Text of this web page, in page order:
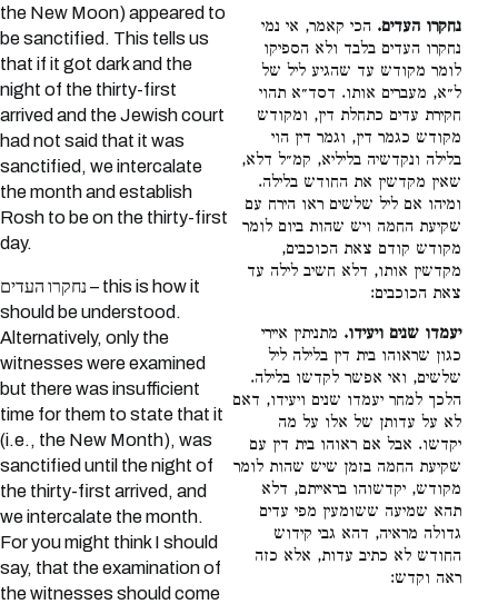
the New Moon) appeared to
be sanctified. This tells us
that if it got dark and the
night of the thirty-first
arrived and the Jewish court
had not said that it was
sanctified, we intercalate
the month and establish
Rosh to be on the thirty-first
day.
נחקרו העדים – this is how it
should be understood.
Alternatively, only the
witnesses were examined
but there was insufficient
time for them to state that it
(i.e., the New Month), was
sanctified until the night of
the thirty-first arrived, and
we intercalate the month.
For you might think I should
say, that the examination of
the witnesses should come
נחקרו העדים. הכי קאמר, אי נמי
נחקרו העדים בלבד ולא הספיקו
לומר מקודש עד שהגיע ליל של
ל״א, מעברים אותו. דסד״א תהוי
חקירת עדים כתחלת דין, ומקודש
מקודש כגמר דין, וגמר דין הוי
בלילה ונקדשיה בליליא, קמ״ל דלא,
שאין מקדשין את החודש בלילה.
ומיהו אם ליל שלשים ראו הירח עם
שקיעת החמה ויש שהות ביום לומר
מקודש קודם צאת הכוכבים,
מקדשין אותו, דלא חשיב לילה עד
צאת הכוכבים:
יעמדו שנים ויעידו. מתניתין איירי
כגון שראוהו בית דין בלילה ליל
שלשים, ואי אפשר לקדשו בלילה.
הלכך למחר יעמדו שנים ויעידו, דאם
לא על עדותן של אלו על מה
יקדשו. אבל אם ראוהו בית דין עם
שקיעת החמה בזמן שיש שהות לומר
מקודש, יקדשוהו בראייתם, דלא
תהא שמיעה ששומעין מפי עדים
גדולה מראיה, דהא גבי קידוש
החודש לא כתיב עדות, אלא כזה
ראה וקדש: